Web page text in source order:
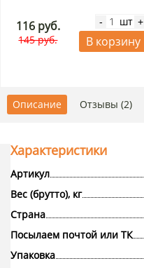
116 руб.
145 руб.
- шт +
В корзину
Описание Отзывы (2)
Характеристики
Артикул
Вес (брутто), кг
Страна
Посылаем почтой или ТК
Упаковка